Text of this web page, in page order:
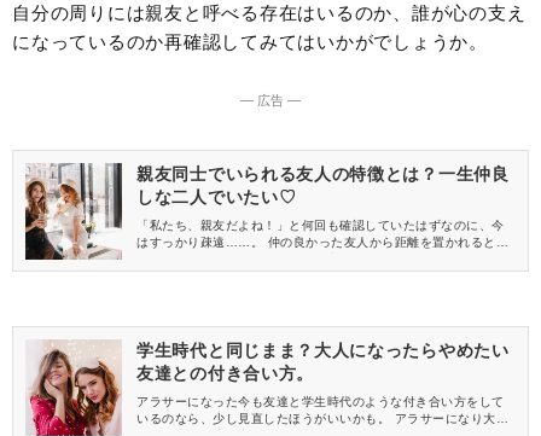
自分の周りには親友と呼べる存在はいるのか、誰が心の支え
になっているのか再確認してみてはいかがでしょうか。
― 広告 ―
親友同士でいられる友人の特徴とは？一生仲良
しな二人でいたい♡
「私たち、親友だよね！」と何回も確認していたはずなのに、今
はすっかり疎遠……。 仲の良かった友人から距離を置かれると、
係は常に変化し続けます。 その中で「変わらない友情」を保ち続
か。 今回は、一生親友同士でいられる友人の特徴をご紹介しま
す。
学生時代と同じまま？大人になったらやめたい
友達との付き合い方。
アラサーになった今も友達と学生時代のような付き合い方をして
いるのなら、少し見直したほうがいいかも。 アラサーになり大人